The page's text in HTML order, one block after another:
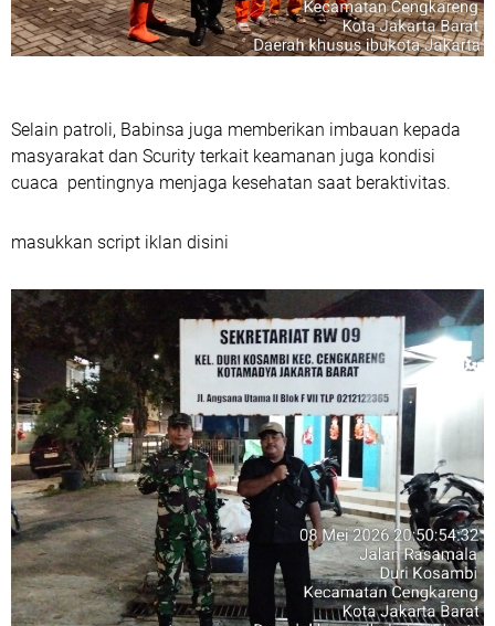
Selain patroli, Babinsa juga memberikan imbauan kepada
masyarakat dan Scurity terkait keamanan juga kondisi
cuaca pentingnya menjaga kesehatan saat beraktivitas.
masukkan script iklan disini